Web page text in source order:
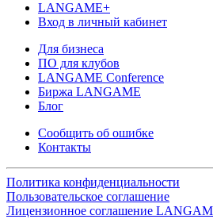
LANGAME+
Вход в личный кабинет
Для бизнеса
ПО для клубов
LANGAME Conference
Биржа LANGAME
Блог
Сообщить об ошибке
Контакты
Политика конфиденциальности
Пользовательское соглашение
Лицензионное соглашение